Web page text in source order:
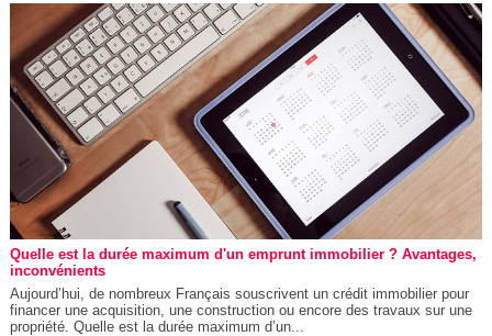
Quelle est la durée maximum d'un emprunt immobilier ? Avantages,
inconvénients
Aujourd’hui, de nombreux Français souscrivent un crédit immobilier pour
financer une acquisition, une construction ou encore des travaux sur une
propriété. Quelle est la durée maximum d’un...